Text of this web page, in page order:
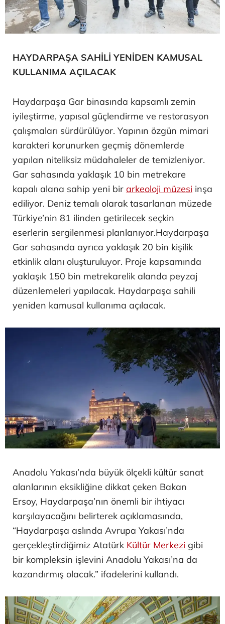
HAYDARPAŞA SAHİLİ YENİDEN KAMUSAL
KULLANIMA AÇILACAK
Haydarpaşa Gar binasında kapsamlı zemin
iyileştirme, yapısal güçlendirme ve restorasyon
çalışmaları sürdürülüyor. Yapının özgün mimari
karakteri korunurken geçmiş dönemlerde
yapılan niteliksiz müdahaleler de temizleniyor.
Gar sahasında yaklaşık 10 bin metrekare
kapalı alana sahip yeni bir arkeoloji müzesi inşa
ediliyor. Deniz temalı olarak tasarlanan müzede
Türkiye’nin 81 ilinden getirilecek seçkin
eserlerin sergilenmesi planlanıyor.Haydarpaşa
Gar sahasında ayrıca yaklaşık 20 bin kişilik
etkinlik alanı oluşturuluyor. Proje kapsamında
yaklaşık 150 bin metrekarelik alanda peyzaj
düzenlemeleri yapılacak. Haydarpaşa sahili
yeniden kamusal kullanıma açılacak.
Anadolu Yakası’nda büyük ölçekli kültür sanat
alanlarının eksikliğine dikkat çeken Bakan
Ersoy, Haydarpaşa’nın önemli bir ihtiyacı
karşılayacağını belirterek açıklamasında,
“Haydarpaşa aslında Avrupa Yakası’nda
gerçekleştirdiğimiz Atatürk Kültür Merkezi gibi
bir kompleksin işlevini Anadolu Yakası’na da
kazandırmış olacak.” ifadelerini kullandı.